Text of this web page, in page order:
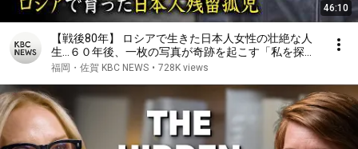
46:10
【戦後80年】 ロシアで生きた日本人女性の壮絶な人
生…６０年後、一枚の写真が奇跡を起こす「私を探し
て〜ロシアで育った日本人残留孤児〜」（２００５年
福岡・佐賀 KBC NEWS • 728K views